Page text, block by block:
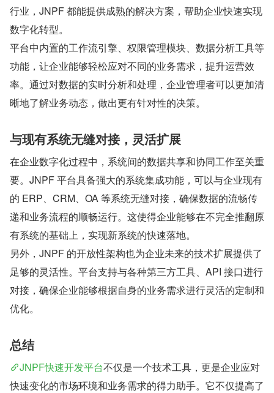
行业，JNPF 都能提供成熟的解决方案，帮助企业快速实现
数字化转型。
平台中内置的工作流引擎、权限管理模块、数据分析工具等
功能，让企业能够轻松应对不同的业务需求，提升运营效
率。通过对数据的实时分析和处理，企业管理者可以更加清
晰地了解业务动态，做出更有针对性的决策。
与现有系统无缝对接，灵活扩展
在企业数字化过程中，系统间的数据共享和协同工作至关重
要。JNPF 平台具备强大的系统集成功能，可以与企业现有
的 ERP、CRM、OA 等系统无缝对接，确保数据的流畅传
递和业务流程的顺畅运行。这使得企业能够在不完全推翻原
有系统的基础上，实现新系统的快速落地。
另外，JNPF 的开放性架构也为企业未来的技术扩展提供了
足够的灵活性。平台支持与各种第三方工具、API 接口进行
对接，确保企业能够根据自身的业务需求进行灵活的定制和
优化。
总结
JNPF快速开发平台不仅是一个技术工具，更是企业应对
快速变化的市场环境和业务需求的得力助手。它不仅提高了